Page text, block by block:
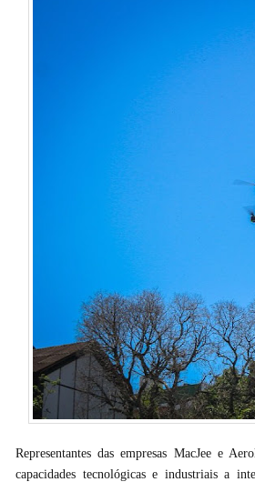
Representantes das empresas MacJee e
capacidades tecnológicas e industriais a